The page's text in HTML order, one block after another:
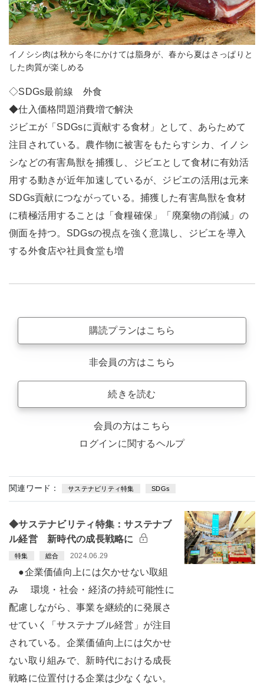
イノシシ肉は秋から冬にかけては脂身が、春から夏はさっぱりと
した肉質が楽しめる
◇SDGs最前線 外食
◆仕入価格問題消費増で解決
ジビエが「SDGsに貢献する食材」として、あらためて
注目されている。農作物に被害をもたらすシカ、イノシ
シなどの有害鳥獣を捕獲し、ジビエとして食材に有効活
用する動きが近年加速しているが、ジビエの活用は元来
SDGs貢献につながっている。捕獲した有害鳥獣を食材
に積極活用することは「食糧確保」「廃棄物の削減」の
側面を持つ。SDGsの視点を強く意識し、ジビエを導入
する外食店や社員食堂も増
購読プランはこちら
非会員の方はこちら
続きを読む
会員の方はこちら
ログインに関するヘルプ
関連ワード： サステナビリティ特集 SDGs
◆サステナビリティ特集：サステナブ
ル経営 新時代の成長戦略に
特集 総合 2024.06.29
●企業価値向上には欠かせない取組
み 環境・社会・経済の持続可能性に
配慮しながら、事業を継続的に発展さ
せていく「サステナブル経営」が注目
されている。企業価値向上には欠かせ
ない取り組みで、新時代における成長
戦略に位置付ける企業は少なくない。